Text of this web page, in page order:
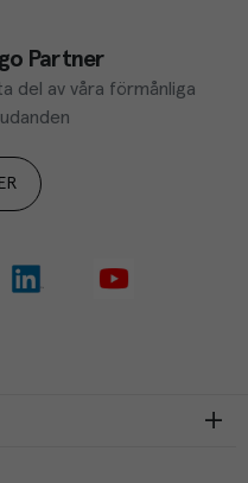
Partner
del av våra förmånliga